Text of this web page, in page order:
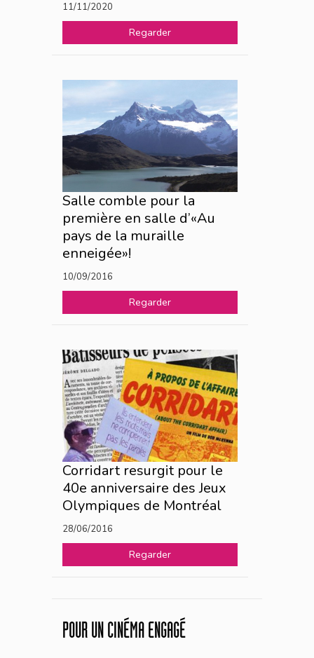
11/11/2020
Regarder
Salle comble pour la
première en salle d’«Au
pays de la muraille
enneigée»!
10/09/2016
Regarder
Corridart resurgit pour le
40e anniversaire des Jeux
Olympiques de Montréal
28/06/2016
Regarder
POUR UN CINÉMA ENGAGÉ